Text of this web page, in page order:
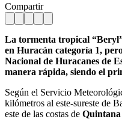
Compartir
La tormenta tropical
en Huracán categoría 1,
Nacional de Huracanes de
manera rápida, siendo el
Según el Servicio
kilómetros al este-sureste de
este de las costas de